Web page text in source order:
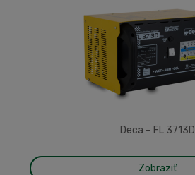
Deca – FL 3713D
Zobraziť